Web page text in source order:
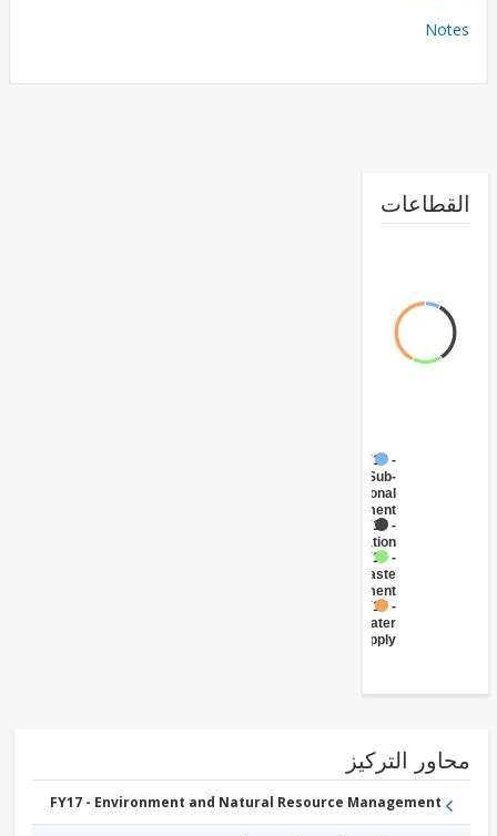
Government
Sanitation
Management
التركيز
FY17 - Environment and Natural Resource Management